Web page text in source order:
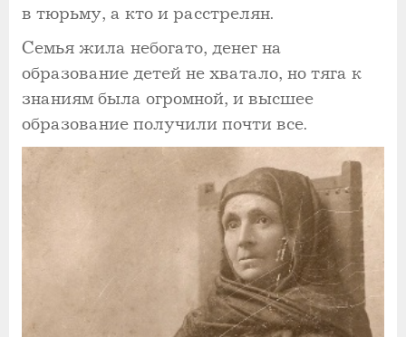
в тюрьму, а кто и расстрелян.
Семья жила небогато, денег на
образование детей не хватало, но тяга к
знаниям была огромной, и высшее
образование получили почти все.